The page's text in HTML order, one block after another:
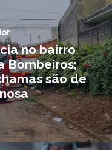
no bairro
Bombeiros;
são de